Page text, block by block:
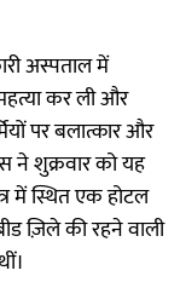
अस्पताल में
कर ली और
पर बलात्कार और
ने शुक्रवार को यह
में स्थित एक होटल
ज़िले की रहने वाली